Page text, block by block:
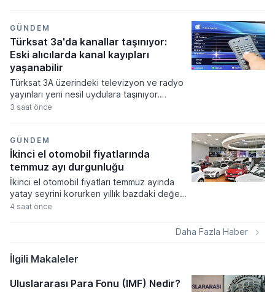
futbolundaki ilk büyük iş birliğini
gerçekleştirirken uluslararası marka
bilinirliğini daha geniş bir alana yaymayı
amaçlıyor.
GÜNDEM
Türksat 3a'da kanallar taşınıyor:
Eski alıcılarda kanal kayıpları
yaşanabilir
Türksat 3A üzerindeki televizyon ve radyo
yayınları yeni nesil uydulara taşınıyor.
Geçişin ardından izleyiciler 16 Ağustos
Uyduların aynı yörünge konumunda
bulunması nedeniyle çanak antenlerin
yönünün değiştirilmesine gerek olmayacak.
Ancak kullanılan televizyon veya uydu
alıcısının TKGS desteğine sahip olup
olmamasına göre bazı kullanıcıların kanal
araması yapması gerekebilecek.
3 saat önce
GÜNDEM
İkinci el otomobil fiyatlarında
temmuz ayı durgunluğu
İkinci el otomobil fiyatları temmuz ayında
yatay seyrini korurken yıllık bazdaki değer
artışı enflasyon rakamlarının altında kalmaya
sonuçlarına göre piyasadaki aylık yükseliş
4 saat önce
Daha Fazla Haber
İlgili Makaleler
Uluslararası Para Fonu (IMF) Nedir?